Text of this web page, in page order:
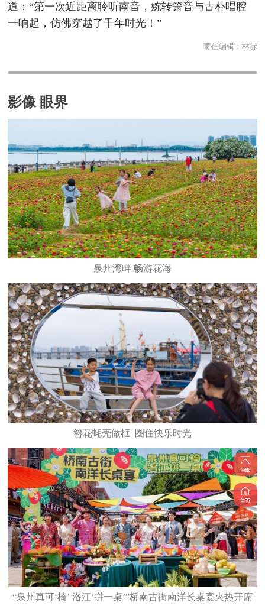
道：“第一次近距离聆听南音，婉转箫音与古朴唱腔
一响起，仿佛穿越了千年时光！”
责任编辑： 林嵘
影像 眼界
泉州湾畔 畅游花海
簪花蚝壳做框 圈住快乐时光
“泉州真可‘椅’ 洛江‘拼一桌’”桥南古街南洋长桌宴火热开席